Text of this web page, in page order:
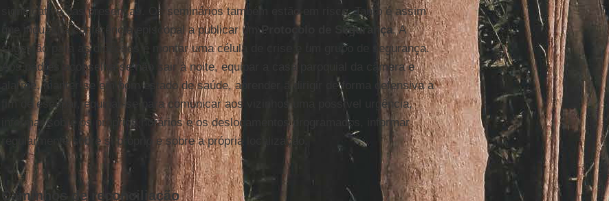
significativo das presenças. Os seminários também estão em risco. Tanto é assim
que induziu a conferência episcopal a publicar umProtocolo de Segurança. A
sugestão para as dioceses é montar uma célula de crise e um grupo de segurança.
Aos padres aconselha-se não sair à noite, equipar a casa paroquial da câmera e
alarme, manter-se em bom estado de saúde, aprender a dirigir de forma defensiva a
fim de escapar, equipar-se para comunicar aos vizinhos uma possível urgência,
informar sobre os próprios horários e os deslocamentos programados, informar
regularmente sobre si próprio e sobre a própria localização.
Caminhos de reconciliação